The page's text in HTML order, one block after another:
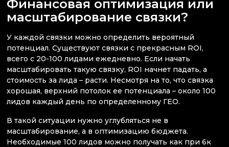
Финансовая оптимизация или
масштабирование связки?
У каждой связки можно определить вероятный
потенциал. Существуют связки с прекрасным ROI,
всего с 20-100 лидами ежедневно. Если начать
масштабировать такую связку, ROI начнет падать, а
стоимость за лида – расти. Несмотря на то, что связка
хорошая, верхний потолок ее потенциала – около 100
лидов каждый день по определенному ГЕО.
В такой ситуации нужно углубляться не в
масштабирование, а в оптимизацию бюджета.
Необходимые 100 лидов можно получать как при 6к